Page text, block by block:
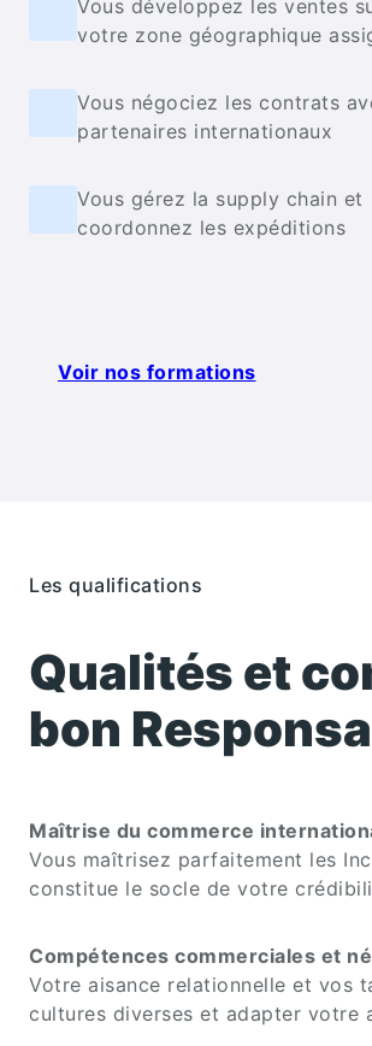
Vous développez les ventes
votre zone géographique
Vous négociez les contrats
partenaires internationaux
Vous gérez la supply chain et
coordonnez les expéditions
Voir nos formations
Les qualifications
Qualités et
bon
Maîtrise du commerce
Vous maîtrisez parfaitement les
constitue le socle de votre
Compétences commerciales et
Votre aisance relationnelle et vos
cultures diverses et adapter votre